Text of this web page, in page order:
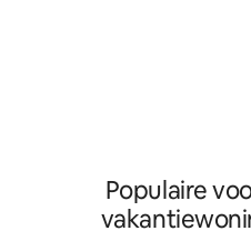
volledige ontsmetting voor
inchecken; - Sleutelloze
Populaire